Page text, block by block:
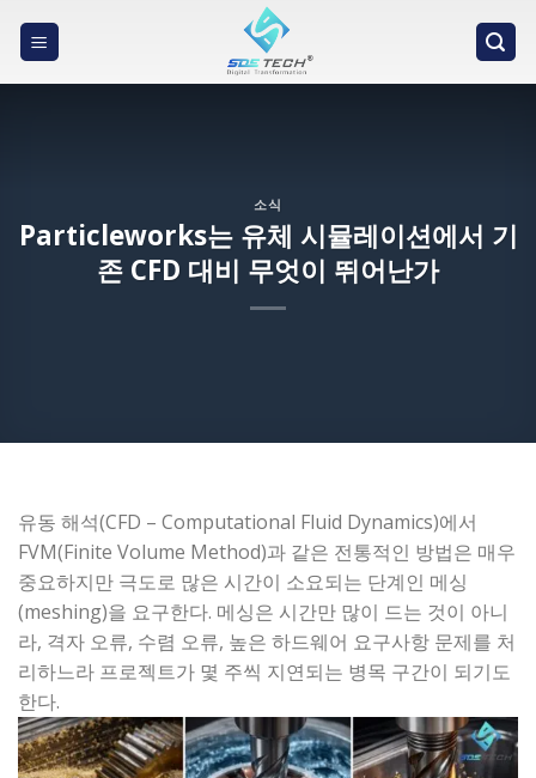
소식
Particleworks는 유체 시뮬레이션에서 기
존 CFD 대비 무엇이 뛰어난가
유동 해석(CFD – Computational Fluid Dynamics)에서
FVM(Finite Volume Method)과 같은 전통적인 방법은 매우
중요하지만 극도로 많은 시간이 소요되는 단계인 메싱
(meshing)을 요구한다. 메싱은 시간만 많이 드는 것이 아니
라, 격자 오류, 수렴 오류, 높은 하드웨어 요구사항 문제를 처
리하느라 프로젝트가 몇 주씩 지연되는 병목 구간이 되기도
한다.